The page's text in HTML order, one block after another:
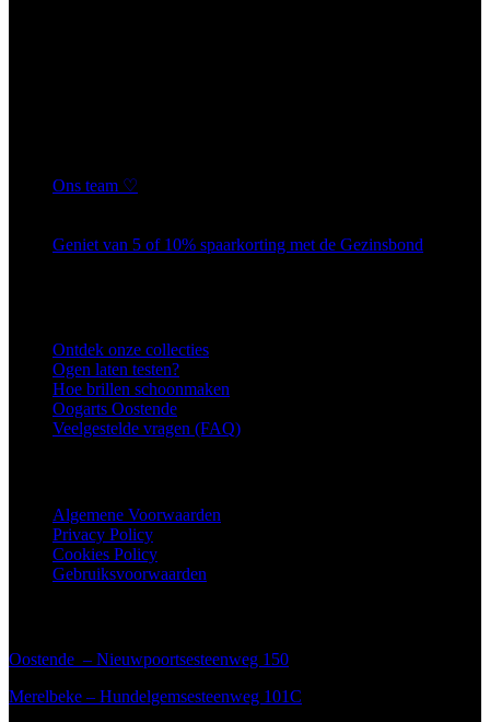
Ons team ♡
Geniet van 5 of 10% spaarkorting met de Gezinsbond
Ontdek onze collecties
Ogen laten testen?
Hoe brillen schoonmaken
Oogarts Oostende
Veelgestelde vragen (FAQ)
Algemene Voorwaarden
Privacy Policy
Cookies Policy
Gebruiksvoorwaarden
Oostende – Nieuwpoortsesteenweg 150
Merelbeke – Hundelgemsesteenweg 101C